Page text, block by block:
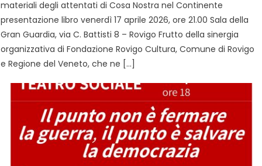
materiali degli attentati di Cosa Nostra nel Continente
presentazione libro venerdì 17 aprile 2026, ore 21.00 Sala della
Gran Guardia, via C. Battisti 8 – Rovigo Frutto della sinergia
organizzativa di Fondazione Rovigo Cultura, Comune di Rovigo
e Regione del Veneto, che ne […]